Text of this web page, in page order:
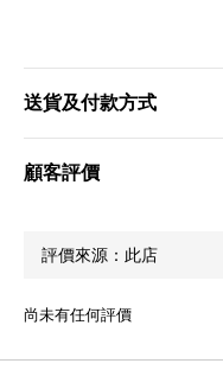
送貨及付款方式
顧客評價
尚未有任何評價